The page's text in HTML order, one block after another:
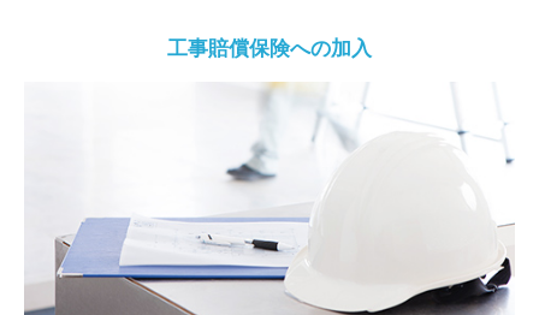
工事賠償保険への加入